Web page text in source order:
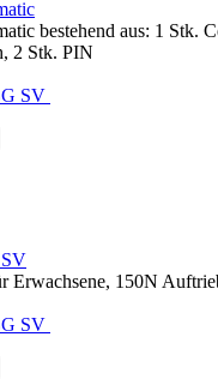
bestehend aus: 1 Stk.
2 Stk. PIN
Erwachsene, 150N